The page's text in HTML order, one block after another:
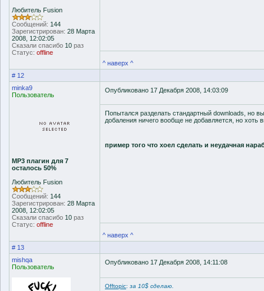
Любитель Fusion
Сообщений: 144
Зарегистрирован: 28 Марта
2008, 12:02:05
Сказали спасибо 10 раз
Статус: offline
^ наверх ^
# 12
minka9
Пользователь
MP3 плагин для 7
осталось 50%
Любитель Fusion
Сообщений: 144
Зарегистрирован: 28 Марта
2008, 12:02:05
Сказали спасибо 10 раз
Статус: offline
Опубликовано 17 Декабря 2008, 14:03:09
Попытался разделать стандартный downloads, но
добаления ничего вообще не добавляется, но хоть
пример того что хоел сделать и неудачная
^ наверх ^
# 13
mishqa
Пользователь
Опубликовано 17 Декабря 2008, 14:11:08
Offtopic: за 10$ сделаю.